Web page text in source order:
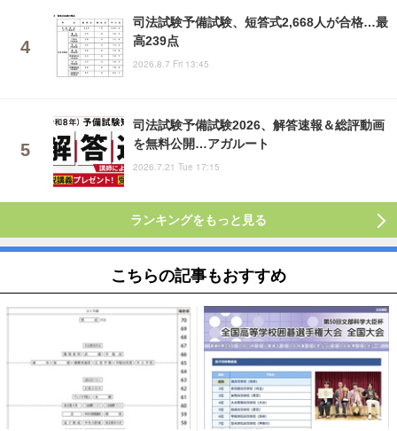
司法試験予備試験、短答式2,668人が合格…最
高239点
2026.8.7 Fri 13:45
司法試験予備試験2026、解答速報＆総評動画
を無料公開…アガルート
2026.7.21 Tue 17:15
ランキングをもっと見る
こちらの記事もおすすめ